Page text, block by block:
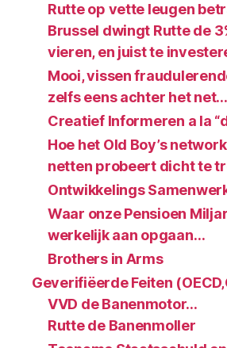
Rutte op vette leugen
Brussel dwingt Rutte de
vieren, en juist te
Mooi, vissen
zelfs eens achter het net…
Creatief Informeren a la
Hoe het Old Boy’s
netten probeert dicht te
Ontwikkelings
Waar onze Pensioen
werkelijk aan opgaan…
Brothers in Arms
Geverifiëerde Feiten
VVD de Banenmotor…
Rutte de Banenmoller